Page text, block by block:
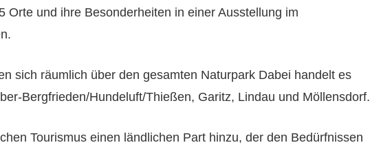
Orte und ihre Besonderheiten in einer Ausstellung im
sich räumlich über den gesamten Naturpark Dabei handelt es
Bergfrieden/Hundeluft/Thießen, Garitz, Lindau und Möllensdorf.
Tourismus einen ländlichen Part hinzu, der den Bedürfnissen